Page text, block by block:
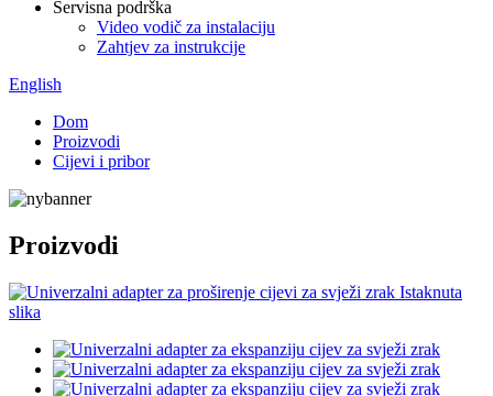
Servisna podrška
Video vodič za instalaciju
Zahtjev za instrukcije
English
Dom
Proizvodi
Cijevi i pribor
Proizvodi